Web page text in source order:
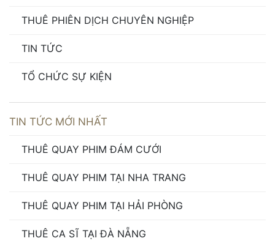
THUÊ PHIÊN DỊCH CHUYÊN NGHIỆP
TIN TỨC
TỔ CHỨC SỰ KIỆN
TIN TỨC MỚI NHẤT
THUÊ QUAY PHIM ĐÁM CƯỚI
THUÊ QUAY PHIM TẠI NHA TRANG
THUÊ QUAY PHIM TẠI HẢI PHÒNG
THUÊ CA SĨ TẠI ĐÀ NẴNG